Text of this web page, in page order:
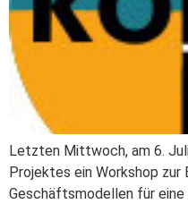
Letzten Mittwoch, am 6.
Projektes ein Workshop
Geschäftsmodellen für